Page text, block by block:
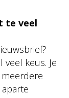
te veel
keus. Je